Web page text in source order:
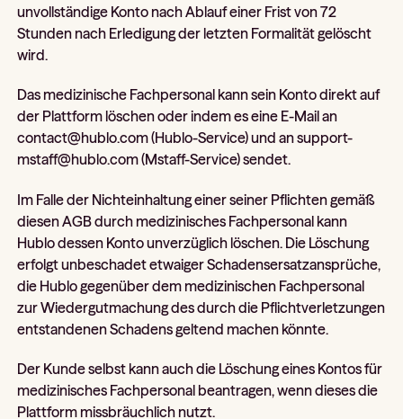
unvollständige Konto nach Ablauf einer Frist von 72
Stunden nach Erledigung der letzten Formalität gelöscht
wird.
Das medizinische Fachpersonal kann sein Konto direkt auf
der Plattform löschen oder indem es eine E-Mail an
contact@hublo.com (Hublo-Service) und an support-
mstaff@hublo.com (Mstaff-Service) sendet.
Im Falle der Nichteinhaltung einer seiner Pflichten gemäß
diesen AGB durch medizinisches Fachpersonal kann
Hublo dessen Konto unverzüglich löschen. Die Löschung
erfolgt unbeschadet etwaiger Schadensersatzansprüche,
die Hublo gegenüber dem medizinischen Fachpersonal
zur Wiedergutmachung des durch die Pflichtverletzungen
entstandenen Schadens geltend machen könnte.
Der Kunde selbst kann auch die Löschung eines Kontos für
medizinisches Fachpersonal beantragen, wenn dieses die
Plattform missbräuchlich nutzt.